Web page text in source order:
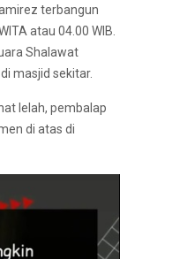
terbangun
atau 04.00 WIB.
Shalawat
masjid sekitar.
lelah, pembalap
di atas di